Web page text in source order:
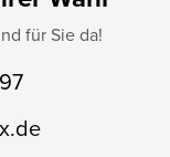
für Sie da!